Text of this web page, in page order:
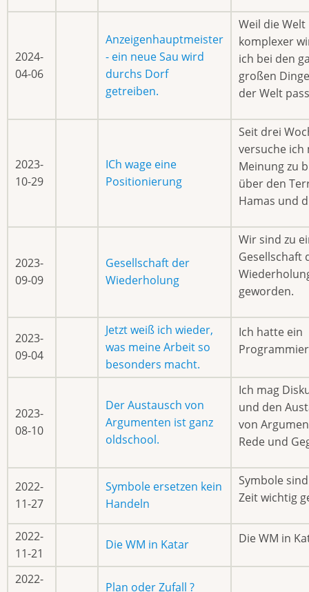
2024-
04-06
Anzeigenhauptmeister
- ein neue Sau wird
durchs Dorf
getreiben.
Weil die
komplexer
ich bei den
großen
der Welt
2023-
10-29
ICh wage eine
Positionierung
Seit drei
versuche ich
Meinung zu
über den
Hamas und
2023-
09-09
Gesellschaft der
Wiederholung
Wir sind zu
Gesellschaft
geworden.
2023-
09-04
Jetzt weiß ich wieder,
was meine Arbeit so
besonders macht.
Ich hatte ein
2023-
08-10
Der Austausch von
Argumenten ist ganz
oldschool.
Ich mag
und den
von
Rede und
2022-
11-27
Symbole ersetzen kein
Handeln
Symbole
Zeit wichtig
2022-
11-21
Die WM in Katar Die WM in
2022-
Plan oder Zufall ?